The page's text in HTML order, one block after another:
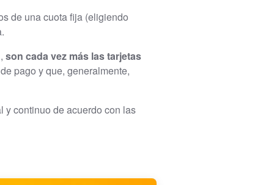
de una cuota fija (eligiendo
son cada vez más las tarjetas
pago y que, generalmente,
y continuo de acuerdo con las